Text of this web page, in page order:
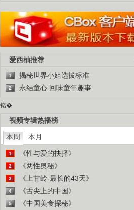
爱西柚推荐
1 揭秘世界小姐选拔标准
2 永结童心 回味童年趣事
锘�
视频专辑热播榜
本周 本月
1 《性与爱的抉择》
2 《两性奥秘》
3 《上甘岭-最长的43天》
4 《舌尖上的中国》
5 《中国美食探秘》